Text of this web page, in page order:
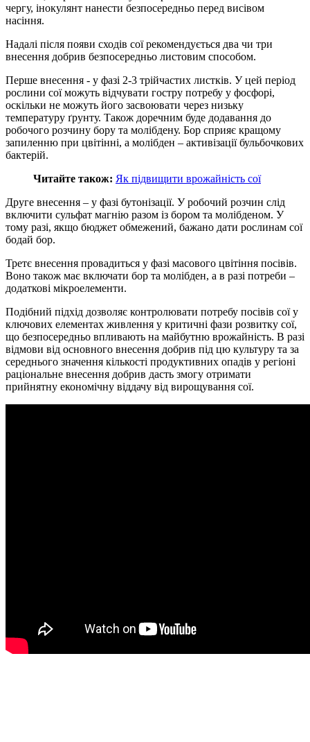
чергу, інокулянт нанести безпосередньо перед висівом
насіння.
Надалі після появи сходів сої рекомендується два чи три
внесення добрив безпосередньо листовим способом.
Перше внесення - у фазі 2-3 трійчастих листків. У цей період
рослини сої можуть відчувати гостру потребу у фосфорі,
оскільки не можуть його засвоювати через низьку
температуру ґрунту. Також доречним буде додавання до
робочого розчину бору та молібдену. Бор сприяє кращому
запиленню при цвітінні, а молібден – активізації бульбочкових
бактерій.
Читайте також: Як підвищити врожайність сої
Друге внесення – у фазі бутонізації. У робочий розчин слід
включити сульфат магнію разом із бором та молібденом. У
тому разі, якщо бюджет обмежений, бажано дати рослинам сої
бодай бор.
Третє внесення провадиться у фазі масового цвітіння посівів.
Воно також має включати бор та молібден, а в разі потреби –
додаткові мікроелементи.
Подібний підхід дозволяє контролювати потребу посівів сої у
ключових елементах живлення у критичні фази розвитку сої,
що безпосередньо впливають на майбутню врожайність. В разі
відмови від основного внесення добрив під цю культуру та за
середнього значення кількості продуктивних опадів у регіоні
раціональне внесення добрив дасть змогу отримати
прийнятну економічну віддачу від вирощування сої.